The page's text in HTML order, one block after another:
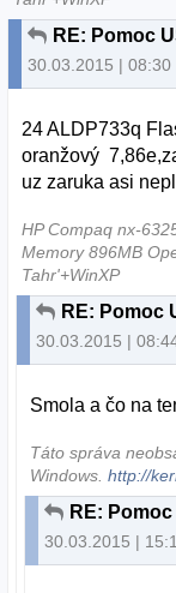
RE: Pomoc
30.03.2015 | 08:30
24 ALDP733q
oranžový
uz zaruka asi
HP Compaq nx-
Memory 896MB
Tahr'+WinXP
RE: Pomoc
30.03.2015 |
Smola a čo na
Táto správa
Windows.http://
RE:
30.03.2015 |